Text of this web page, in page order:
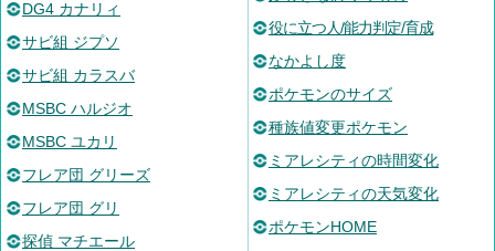
DG4 カナリィ
サビ組 ジプソ
サビ組 カラスバ
MSBC ハルジオ
MSBC ユカリ
フレア団 グリーズ
フレア団 グリ
探偵 マチエール
役に立つ人/能力判定/育成
なかよし度
ポケモンのサイズ
種族値変更ポケモン
ミアレシティの時間変化
ミアレシティの天気変化
ポケモンHOME